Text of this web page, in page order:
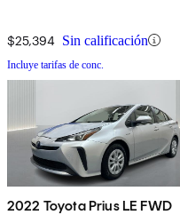
$25,394 Sin calificación
Incluye tarifas de conc.
2022 Toyota Prius LE FWD